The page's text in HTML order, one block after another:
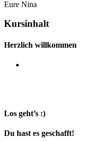
Eure Nina
Kursinhalt
Herzlich willkommen
Los geht’s :)
Du hast es geschafft!